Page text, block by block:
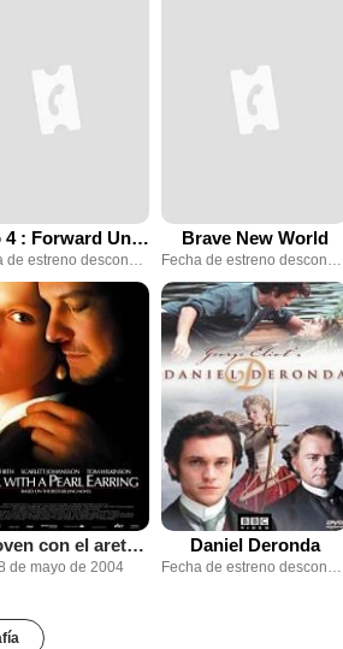
Halo 4 : Forward Unto Dawn
Fecha de estreno desconocida
Brave New World
Fecha de estreno desconocida
La joven con el arete de perla
de mayo de 2004
Daniel Deronda
Fecha de estreno desconocida